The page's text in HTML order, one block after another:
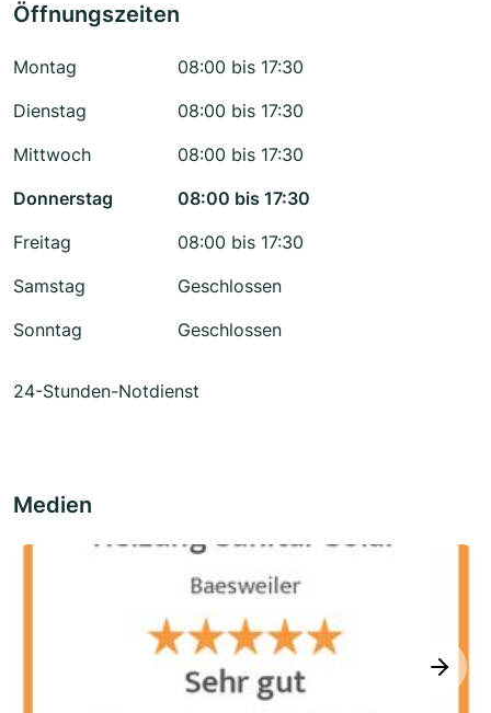
Öffnungszeiten
Montag
08:00 bis 17:30
Dienstag
08:00 bis 17:30
Mittwoch
08:00 bis 17:30
Donnerstag
08:00 bis 17:30
Freitag
08:00 bis 17:30
Samstag
Geschlossen
Sonntag
Geschlossen
24-Stunden-Notdienst
Medien
next